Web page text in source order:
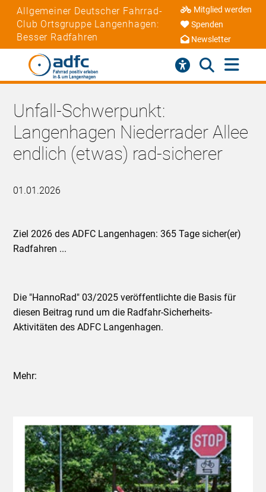
Allgemeiner Deutscher Fahrrad-
Club Ortsgruppe Langenhagen:
Besser Radfahren
Mitglied werden
Spenden
Newsletter
Unfall-Schwerpunkt:
Langenhagen Niederrader Allee
endlich (etwas) rad-sicherer
01.01.2026
Ziel 2026 des ADFC Langenhagen: 365 Tage sicher(er)
Radfahren ...
Die "HannoRad" 03/2025 veröffentlichte die Basis für
diesen Beitrag rund um die Radfahr-Sicherheits-
Aktivitäten des ADFC Langenhagen.
Mehr: